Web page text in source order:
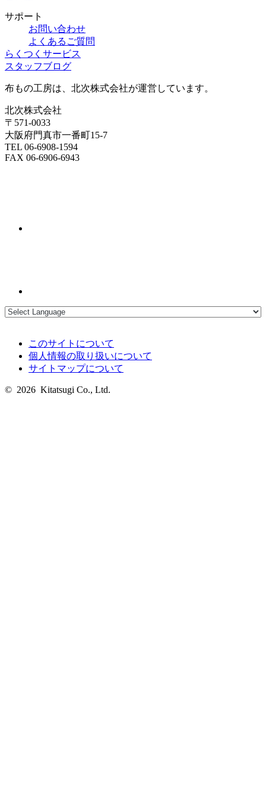
サポート
お問い合わせ
よくあるご質問
らくつくサービス
スタッフブログ
布もの工房は、北次株式会社が運営しています。
北次株式会社
〒571-0033
大阪府門真市一番町15-7
TEL 06-6908-1594
FAX 06-6906-6943
このサイトについて
個人情報の取り扱いについて
サイトマップについて
© 2026 Kitatsugi Co., Ltd.